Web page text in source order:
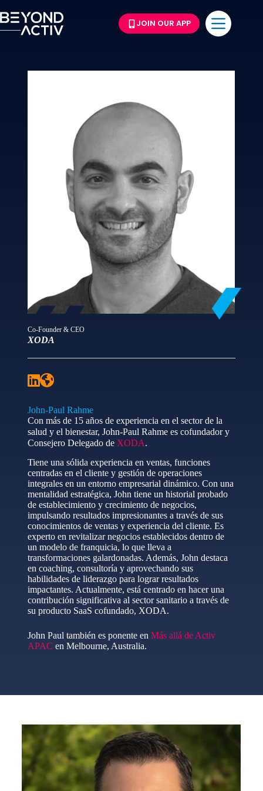
JOIN OUR APP
Co-Founder & CEO
XODA
John-Paul Rahme
Con más de 15 años de experiencia en el sector de la
salud y el bienestar, John-Paul Rahme es cofundador y
Consejero Delegado de XODA.
Tiene una sólida experiencia en ventas, funciones
centradas en el cliente y gestión de operaciones
integrales en un entorno empresarial dinámico. Con una
mentalidad estratégica, John tiene un historial probado
de establecimiento y crecimiento de negocios,
impulsando resultados impresionantes a través de sus
conocimientos de ventas y experiencia del cliente. Es
experto en revitalizar negocios establecidos dentro de
un modelo de franquicia, lo que lleva a
transformaciones galardonadas. Además, John destaca
en coaching, consultoría y aprovechando sus
habilidades de liderazgo para lograr resultados
impactantes. Actualmente, está centrado en hacer una
contribución significativa al sector sanitario a través de
su producto SaaS cofundado, XODA.
John Paul también es ponente en Más allá de Activ
APAC en Melbourne, Australia.